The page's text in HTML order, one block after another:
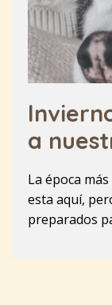
a
La época
esta aquí,
preparados